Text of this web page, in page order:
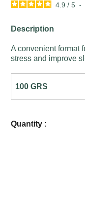
4.9 / 5 -
Description
A convenient format
stress and improve
Quantity :